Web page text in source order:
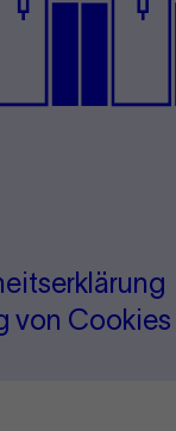
von Cookies